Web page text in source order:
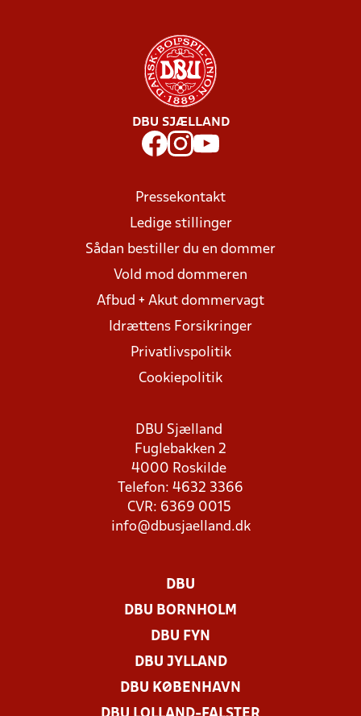
DBU SJÆLLAND
Pressekontakt
Ledige stillinger
Sådan bestiller du en dommer
Vold mod dommeren
Afbud + Akut dommervagt
Idrættens Forsikringer
Privatlivspolitik
Cookiepolitik
DBU Sjælland
Fuglebakken 2
4000 Roskilde
Telefon: 4632 3366
CVR: 6369 0015
info@dbusjaelland.dk
DBU
DBU BORNHOLM
DBU FYN
DBU JYLLAND
DBU KØBENHAVN